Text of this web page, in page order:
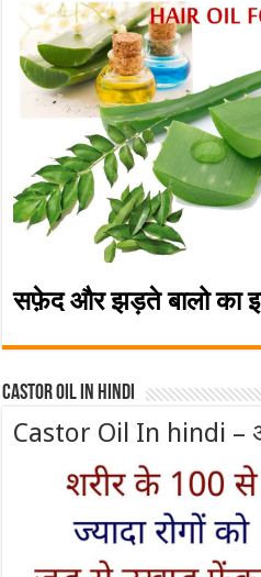
सफ़ेद और झड़ते बालो का
Castor Oil In Hindi
Castor Oil In hindi –